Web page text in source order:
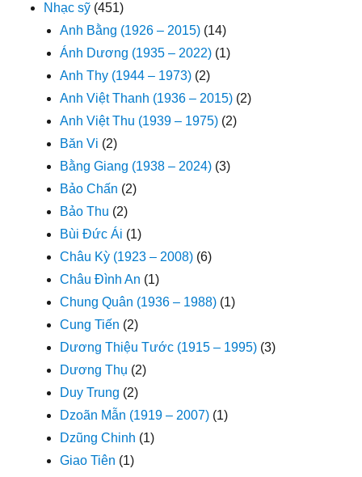
Nhạc sỹ (451)
Anh Bằng (1926 – 2015) (14)
Ánh Dương (1935 – 2022) (1)
Anh Thy (1944 – 1973) (2)
Anh Việt Thanh (1936 – 2015) (2)
Anh Việt Thu (1939 – 1975) (2)
Băn Vi (2)
Bằng Giang (1938 – 2024) (3)
Bảo Chấn (2)
Bảo Thu (2)
Bùi Đức Ái (1)
Châu Kỳ (1923 – 2008) (6)
Châu Đình An (1)
Chung Quân (1936 – 1988) (1)
Cung Tiến (2)
Dương Thiệu Tước (1915 – 1995) (3)
Dương Thụ (2)
Duy Trung (2)
Dzoãn Mẫn (1919 – 2007) (1)
Dzũng Chinh (1)
Giao Tiên (1)